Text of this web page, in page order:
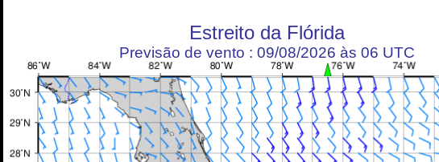
Estreito da Flórida
Previsão de vento : 09/08/2026 às 06 UTC